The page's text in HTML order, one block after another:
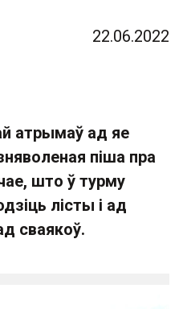
22.06.2022
атрымаў ад яе
піша пра
што ў турму
лісты і ад
сваякоў.